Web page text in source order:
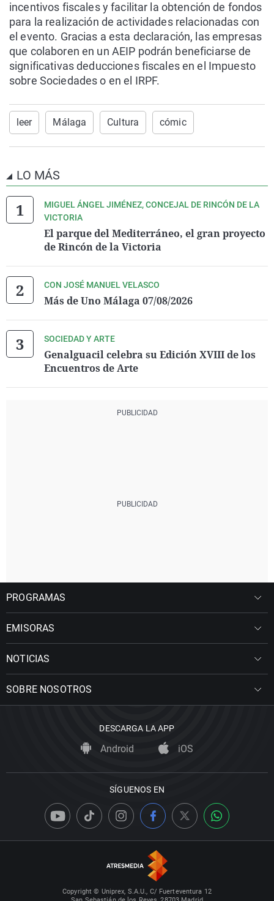
incentivos fiscales y facilitar la obtención de fondos
para la realización de actividades relacionadas con
el evento. Gracias a esta declaración, las empresas
que colaboren en un AEIP podrán beneficiarse de
significativas deducciones fiscales en el Impuesto
sobre Sociedades o en el IRPF.
leer Málaga Cultura cómic
LO MÁS
MIGUEL ÁNGEL JIMÉNEZ, CONCEJAL DE RINCÓN DE LA
VICTORIA
El parque del Mediterráneo, el gran proyecto
de Rincón de la Victoria
CON JOSÉ MANUEL VELASCO
Más de Uno Málaga 07/08/2026
SOCIEDAD Y ARTE
Genalguacil celebra su Edición XVIII de los
Encuentros de Arte
PROGRAMAS
EMISORAS
NOTICIAS
SOBRE NOSOTROS
DESCARGA LA APP
Android iOS
SÍGUENOS EN
Copyright © Uniprex, S.A.U., C/ Fuerteventura 12